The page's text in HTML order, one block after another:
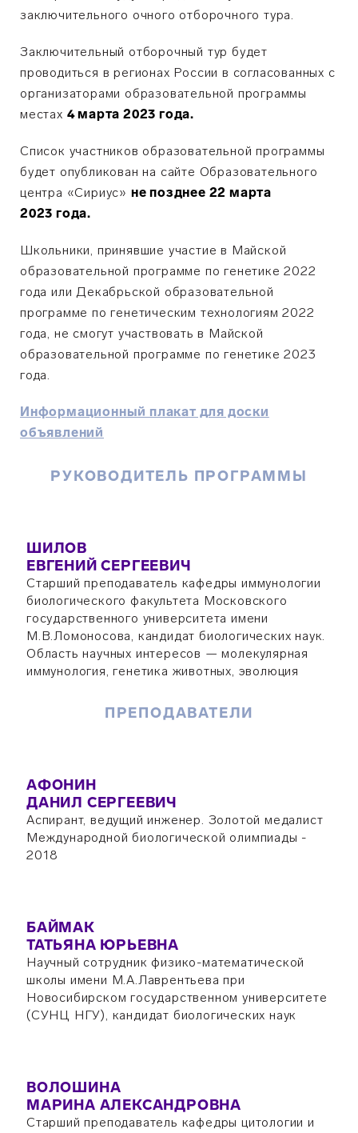
заключительного очного отборочного тура.
Заключительный отборочный тур будет
проводиться в регионах России в согласованных с
организаторами образовательной программы
местах 4марта 2023 года.
Список участников образовательной программы
будет опубликован на сайте Образовательного
центра «Сириус» не позднее 22 марта
2023 года.
Школьники, принявшие участие в Майской
образовательной программе по генетике 2022
года или Декабрьской образовательной
программе по генетическим технологиям 2022
года, не смогут участвовать в Майской
образовательной программе по генетике 2023
года.
Информационный плакат для доски
объявлений
РУКОВОДИТЕЛЬ ПРОГРАММЫ
ШИЛОВ
ЕВГЕНИЙ СЕРГЕЕВИЧ
Старший преподаватель кафедры иммунологии
биологического факультета Московского
государственного университета имени
М.В.Ломоносова, кандидат биологических наук.
Область научных интересов — молекулярная
иммунология, генетика животных, эволюция
ПРЕПОДАВАТЕЛИ
АФОНИН
ДАНИЛ СЕРГЕЕВИЧ
Аспирант, ведущий инженер. Золотой медалист
Международной биологической олимпиады -
2018
БАЙМАК
ТАТЬЯНА ЮРЬЕВНА
Научный сотрудник физико-математической
школы имени М.А.Лаврентьева при
Новосибирском государственном университете
(СУНЦ НГУ), кандидат биологических наук
ВОЛОШИНА
МАРИНА АЛЕКСАНДРОВНА
Старший преподаватель кафедры цитологии и